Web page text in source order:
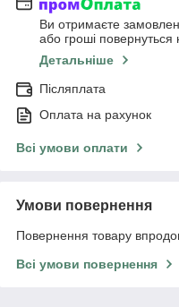
Ви отримаєте
або гроші повернуться
Детальніше
Післяплата
Оплата на рахунок
Всі умови оплати
Умови повернення
Повернення товару
Всі умови повернення